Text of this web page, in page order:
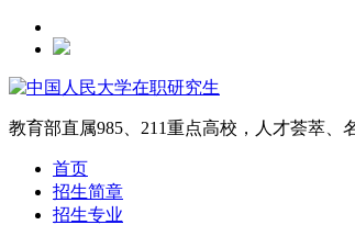
教育部直属985、211重点高校，人才荟萃、
首页
招生简章
招生专业